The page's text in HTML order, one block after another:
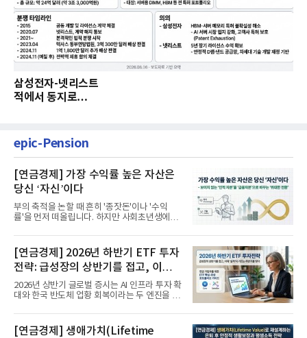
삼성전자-넷리스트
적에서 동지로…
epic-Pension
[연금경제] 가장 수익률 높은 자산은
당신 ‘자신’이다
부의 축적을 논할 때 흔히 '종잣돈'이나 '수익
률'을 먼저 떠올립니다. 하지만 사회초년생에게
[연금경제] 2026년 하반기 ETF 투자
전략: 급성장의 상반기를 접고, 이제
'실적'이 가르는 하반기를 맞다
2026년 상반기 글로벌 증시는 AI 인프라 투자 확
대와 한국 반도체 업황 회복이라는 두 엔진을 달
[연금경제] 생애가치(Lifetime